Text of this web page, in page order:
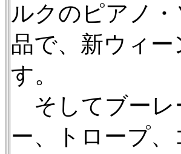
ルクのピアノ
品で、新ウィ
す。
そしてブーレ
ー、トロープ